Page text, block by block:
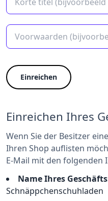
Einreichen
Einreichen Ihres
Wenn Sie der Besitzer
Ihren Shop auflisten
E-Mail mit den folgenden
Name Ihres
Schnäppchenschuhladen